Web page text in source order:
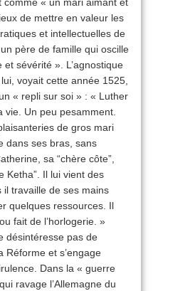
de mettre en valeur les
et intellectuelles de
père de famille qui oscille
sévérité ». L’agnostique
voyait cette année 1525,
« repli sur soi » : « Luther
vie. Un peu pesamment.
de gros mari
dans ses bras, sans
sa “chère côte”,
Ketha”. Il lui vient des
il travaille de ses mains
quelques ressources. Il
fait de l’horlogerie. »
désintéresse pas de
Réforme et s’engage
Dans la « guerre
ravage l’Allemagne du